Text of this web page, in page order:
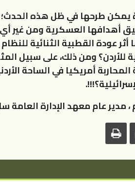
يمكن طرحها في ظل هذه
أهدافها العسكرية ومن غير
عودة القطبية الثنائية
ومن ذلك، على سبيل
أمريكيا في الساحة
مدير عام معهد الإدارة العامة